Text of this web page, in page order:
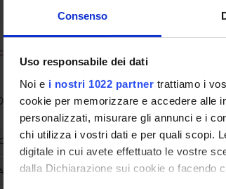
Consenso
Uso responsabile dei dati
Noi e i nostri 1022 partner trattiamo i
cookie per memorizzare e accedere alle
personalizzati, misurare gli annunci e i
chi utilizza i vostri dati e per quali scopi.
digitale in cui avete effettuato le vostre
dalla Dichiarazione sui cookie o facendo
Internazionali